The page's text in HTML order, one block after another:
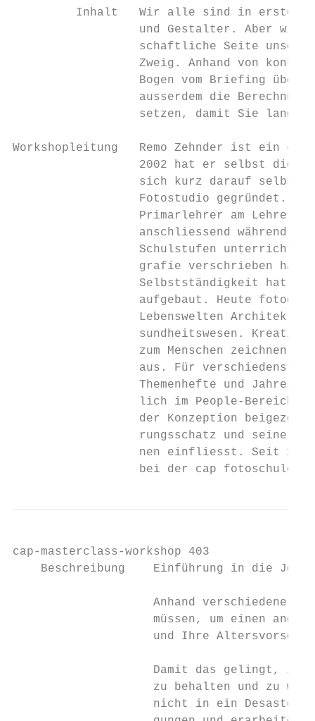
Inhalt   Wir alle sind in erster
und Gestalter. Aber wir
schaftliche Seite
Zweig. Anhand von
Bogen vom Briefing über
ausserdem die
setzen, damit Sie
Workshopleitung   Remo Zehnder ist ein
2002 hat er selbst die
sich kurz darauf
Fotostudio gegründet.
Primarlehrer am
anschliessend während
Schulstufen
grafie verschrieben hat.
Selbstständigkeit hat
aufgebaut. Heute
Lebenswelten
sundheitswesen.
zum Menschen zeichnen
aus. Für verschiedenste
Themenhefte und
lich im People-Bereich.
der Konzeption
rungsschatz und seine
nen einfliesst. Seit
                  bei der cap fotoschule.
cap-masterclass-workshop 403
Beschreibung    Einführung in die
Anhand verschiedener
müssen, um einen
und Ihre
Damit das gelingt,
zu behalten und zu
nicht in ein Desaster